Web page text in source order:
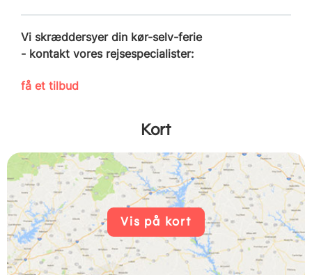
Vi skræddersyer din kør-selv-ferie
- kontakt vores rejsespecialister:
få et tilbud
Kort
Vis på kort